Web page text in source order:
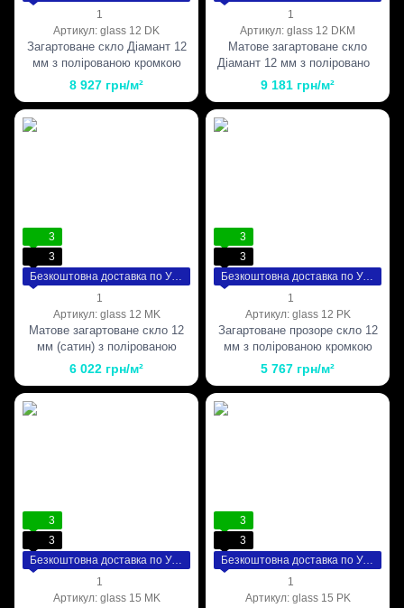
1
Артикул: glass 12 DK
Загартоване скло Діамант 12
мм з полірованою кромкою
8 927 грн/м²
1
Артикул: glass 12 DKM
Матове загартоване скло
Діамант 12 мм з полірованою
кромкою
9 181 грн/м²
3
3
Безкоштовна доставка по Україні
1
Артикул: glass 12 MK
Матове загартоване скло 12
мм (сатин) з полірованою
кромкою
6 022 грн/м²
3
3
Безкоштовна доставка по Україні
1
Артикул: glass 12 PK
Загартоване прозоре скло 12
мм з полірованою кромкою
5 767 грн/м²
3
3
Безкоштовна доставка по Україні
1
Артикул: glass 15 MK
3
3
Безкоштовна доставка по Україні
1
Артикул: glass 15 PK